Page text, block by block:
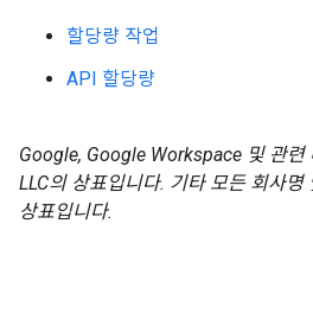
할당량 작업
API 할당량
Google, Google Workspace 및 관련
LLC의 상표입니다. 기타 모든 회사명
상표입니다.